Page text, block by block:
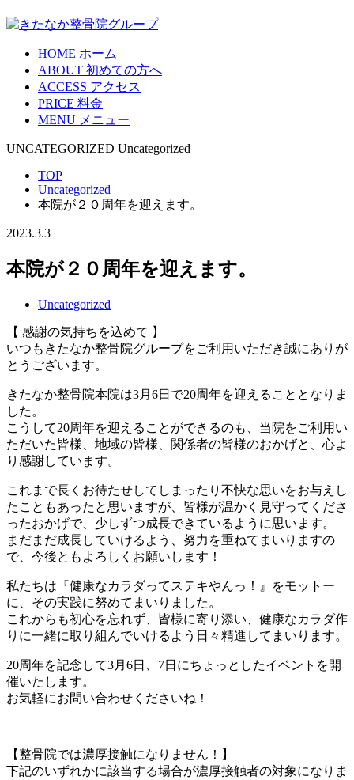
HOME ホーム
ABOUT 初めての方へ
ACCESS アクセス
PRICE 料金
MENU メニュー
UNCATEGORIZED Uncategorized
TOP
Uncategorized
本院が２０周年を迎えます。
2023.3.3
本院が２０周年を迎えます。
Uncategorized
【 感謝の気持ちを込めて 】
いつもきたなか整骨院グループをご利用いただき誠にありが
とうございます。︎
きたなか整骨院本院は3月6日で20周年を迎えることとなりま
した。
こうして20周年を迎えることができるのも、当院をご利用い
ただいた皆様、地域の皆様、関係者の皆様のおかげと、 心よ
り感謝しています。
これまで長くお待たせしてしまったり不快な思いをお与えし
たこと もあったと思いますが、皆様が温かく見守ってくださ
ったおかげで、少しずつ成長できているように思います。
まだまだ成長していけるよう、努力を重ねてまいりますの
で、今後ともよろしくお願いします！
私たちは『健康なカラダってステキやんっ！』をモットー
に、その実践に努めてまいりました。
これからも初心を忘れず、皆様に寄り添い、健康なカラダ作
りに一緒に取り組んでいけるよう日々精進してまいります。
20周年を記念して3月6日、7日にちょっとしたイベントを開
催いたします。
お気軽にお問い合わせくださいね！
【整骨院では濃厚接触になりません！】
下記のいずれかに該当する場合が濃厚接触者の対象になりま